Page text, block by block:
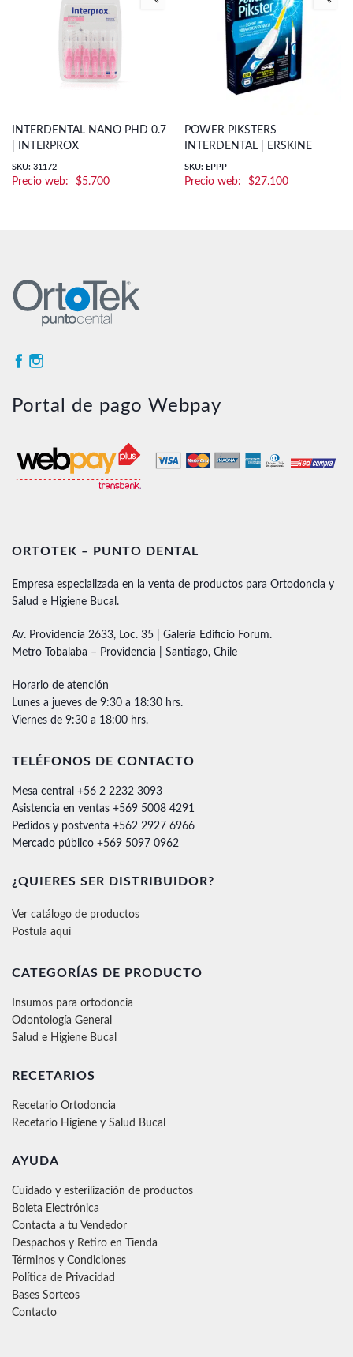
INTERDENTAL NANO PHD 0.7
| INTERPROX
SKU: 31172
$5.700
POWER PIKSTERS
INTERDENTAL | ERSKINE
SKU: EPPP
$27.100
Portal de pago Webpay
ORTOTEK – PUNTO DENTAL
Empresa especializada en la venta de productos para Ortodoncia y
Salud e Higiene Bucal.
Av. Providencia 2633, Loc. 35 | Galería Edificio Forum.
Metro Tobalaba – Providencia | Santiago, Chile
Horario de atención
Lunes a jueves de 9:30 a 18:30 hrs.
Viernes de 9:30 a 18:00 hrs.
TELÉFONOS DE CONTACTO
Mesa central +56 2 2232 3093
Asistencia en ventas +569 5008 4291
Pedidos y postventa +562 2927 6966
Mercado público +569 5097 0962
¿QUIERES SER DISTRIBUIDOR?
Ver catálogo de productos
Postula aquí
CATEGORÍAS DE PRODUCTO
Insumos para ortodoncia
Odontología General
Salud e Higiene Bucal
RECETARIOS
Recetario Ortodoncia
Recetario Higiene y Salud Bucal
AYUDA
Cuidado y esterilización de productos
Boleta Electrónica
Contacta a tu Vendedor
Despachos y Retiro en Tienda
Términos y Condiciones
Política de Privacidad
Bases Sorteos
Contacto